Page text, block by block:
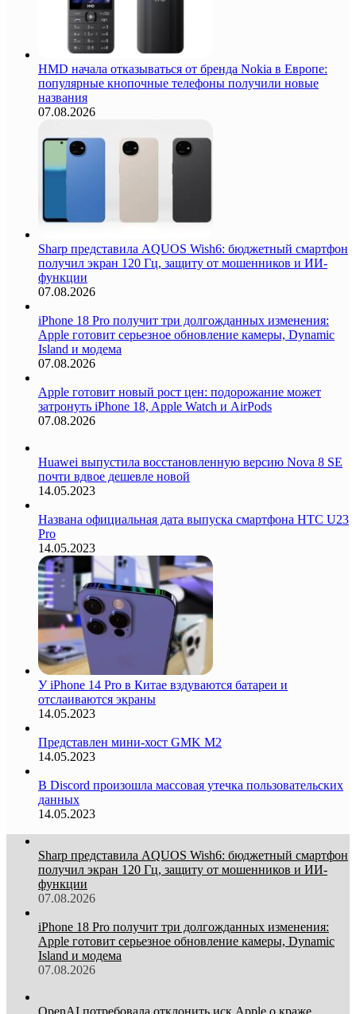
HMD начала отказываться от бренда Nokia в Европе:
популярные кнопочные телефоны получили новые
названия
07.08.2026
Sharp представила AQUOS Wish6: бюджетный смартфон
получил экран 120 Гц, защиту от мошенников и ИИ-
функции
07.08.2026
iPhone 18 Pro получит три долгожданных изменения:
Apple готовит серьезное обновление камеры, Dynamic
Island и модема
07.08.2026
Apple готовит новый рост цен: подорожание может
затронуть iPhone 18, Apple Watch и AirPods
07.08.2026
Huawei выпустила восстановленную версию Nova 8 SE
почти вдвое дешевле новой
14.05.2023
Названа официальная дата выпуска смартфона HTC U23
Pro
14.05.2023
У iPhone 14 Pro в Китае вздуваются батареи и
отслаиваются экраны
14.05.2023
Представлен мини-хост GMK M2
14.05.2023
В Discord произошла массовая утечка пользовательских
данных
14.05.2023
Sharp представила AQUOS Wish6: бюджетный смартфон
получил экран 120 Гц, защиту от мошенников и ИИ-
функции
07.08.2026
iPhone 18 Pro получит три долгожданных изменения:
Apple готовит серьезное обновление камеры, Dynamic
Island и модема
07.08.2026
OpenAI потребовала отклонить иск Apple о краже